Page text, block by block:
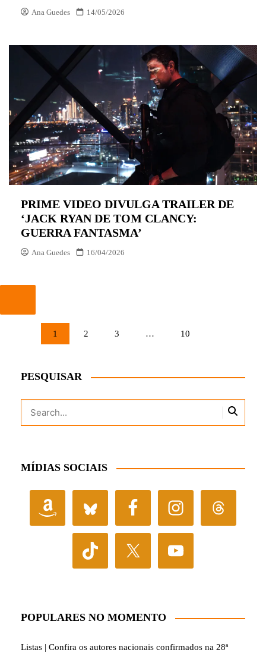
Ana Guedes 14/05/2026
PRIME VIDEO DIVULGA TRAILER DE
‘JACK RYAN DE TOM CLANCY:
GUERRA FANTASMA’
Ana Guedes 16/04/2026
PAGINAÇÃO
1 2 3 … 10
PESQUISAR
MÍDIAS SOCIAIS
POPULARES NO MOMENTO
Listas | Confira os autores nacionais confirmados na 28ª